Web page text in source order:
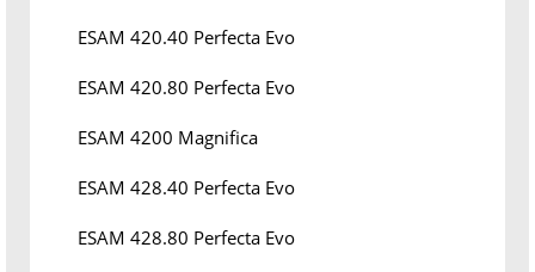
ESAM 420.40 Perfecta Evo
ESAM 420.80 Perfecta Evo
ESAM 4200 Magnifica
ESAM 428.40 Perfecta Evo
ESAM 428.80 Perfecta Evo